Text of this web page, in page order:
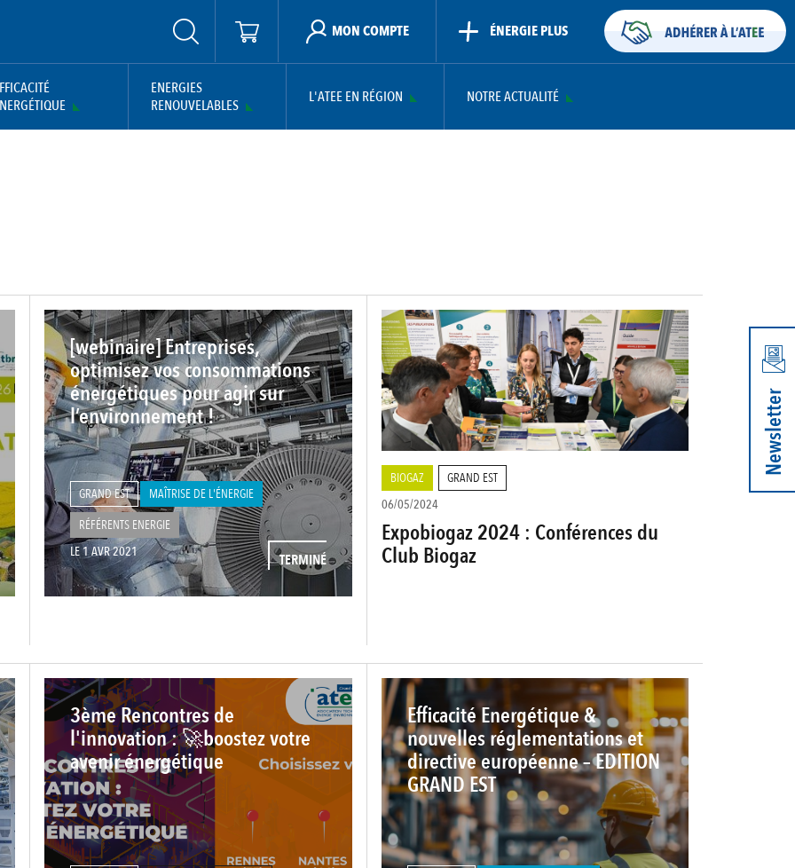
MON COMPTE ÉNERGIE PLUS
ENERGIES
RENOUVELABLES
L'ATEE EN RÉGION NOTRE ACTUALITÉ
[webinaire] Entreprises,
optimisez vos consommations
énergétiques pour agir sur
l’environnement !
GRAND EST
MAÎTRISE DE L'ÉNERGIE
RÉFÉRENTS ENERGIE
LE 1 AVR 2021
TERMINÉ
BIOGAZ
GRAND EST
06/05/2024
Expobiogaz 2024 : Conférences du
Club Biogaz
3ème Rencontres de
l'innovation : 🚀boostez votre
avenir énergétique
Efficacité Energétique &
nouvelles réglementations et
directive européenne – EDITION
GRAND EST
Newsletter